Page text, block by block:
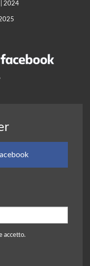
2024
accetto.